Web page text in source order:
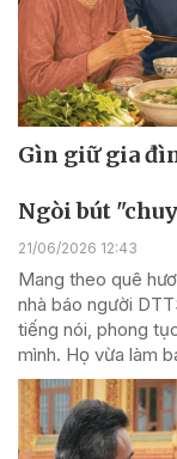
Gìn giữ gia
Ngòi bút
21/06/2026 12:43
Mang theo quê
nhà báo người
tiếng nói, phong
mình. Họ vừa làm